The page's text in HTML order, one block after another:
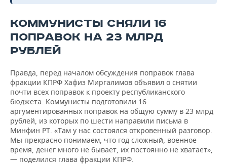
КОММУНИСТЫ СНЯЛИ 16
ПОПРАВОК НА 23 МЛРД
РУБЛЕЙ
Правда, перед началом обсуждения поправок глава
фракции КПРФ Хафиз Миргалимов объявил о снятии
почти всех поправок к проекту республиканского
бюджета. Коммунисты подготовили 16
аргументированных поправок на общую сумму в 23 млрд
рублей, из которых по шести направили письма в
Минфин РТ. «Там у нас состоялся откровенный разговор.
Мы прекрасно понимаем, что год сложный, военное
время, денег много не бывает, их постоянно не хватает»,
— поделился глава фракции КПРФ.